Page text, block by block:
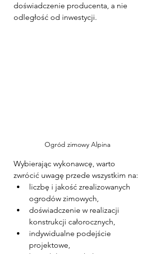
doświadczenie producenta, a nie
odległość od inwestycji.
Ogród zimowy Alpina
Wybierając wykonawcę, warto
zwrócić uwagę przede wszystkim na:
liczbę i jakość zrealizowanych
ogrodów zimowych,
doświadczenie w realizacji
konstrukcji całorocznych,
indywidualne podejście
projektowe,